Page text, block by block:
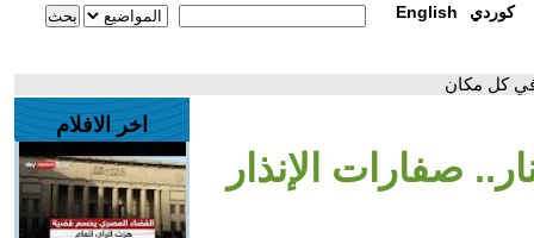
English كوردي
في كل مكان
صفارات الإنذار
اخر الافلام